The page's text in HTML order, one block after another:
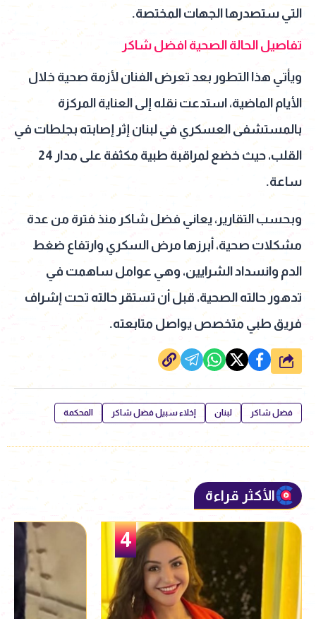
التي ستصدرها الجهات المختصة.
تفاصيل الحالة الصحية افضل شاكر
ويأتي هذا التطور بعد تعرض الفنان لأزمة صحية خلال
الأيام الماضية، استدعت نقله إلى العناية المركزة
بالمستشفى العسكري في لبنان إثر إصابته بجلطات في
القلب، حيث خضع لمراقبة طبية مكثفة على مدار 24
ساعة.
وبحسب التقارير، يعاني فضل شاكر منذ فترة من عدة
مشكلات صحية، أبرزها مرض السكري وارتفاع ضغط
الدم وانسداد الشرايين، وهي عوامل ساهمت في
تدهور حالته الصحية، قبل أن تستقر حالته تحت إشراف
فريق طبي متخصص يواصل متابعته.
شارك
فضل شاكر لبنان إخلاء سبيل فضل شاكر المحكمة
الأكثر قراءة